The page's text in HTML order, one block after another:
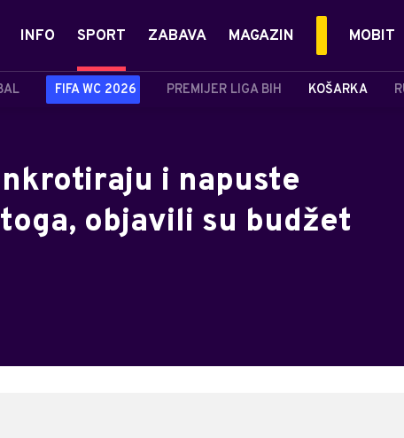
INFO SPORT
FIFA WC 2026 PREMIJER LIGA BIH KOŠARKA
ZABAVA MAGAZIN MOBIT
i napuste
objavili su budžet